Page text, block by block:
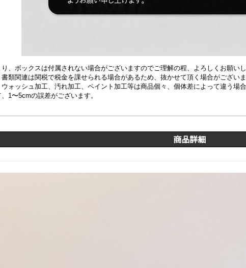
、ボックスは付属されない場合がございますのでご理解の程、よろしくお願いし
類関連は関税で税金を課せられる場合があるため、抜かせて頂く場合がござい
ウォッシュ加工、汚れ加工、ペイント加工等は商品個々、個体差によって違う場
1〜5cmの誤差がございます。
商品詳細